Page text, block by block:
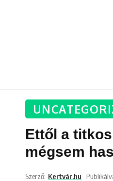
Ettől a
mégsem
Szerző: Kertvár.hu